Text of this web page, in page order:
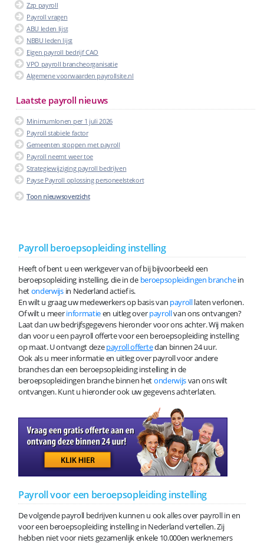
Zzp payroll
Payroll vragen
ABU leden lijst
NBBU leden lijst
Eigen payroll bedrijf CAO
VPO payroll brancheorganisatie
Algemene voorwaarden payrollsite.nl
Laatste payroll nieuws
Minimumlonen per 1 juli 2026
Payroll stabiele factor
Gemeenten stoppen met payroll
Payroll neemt weer toe
Strategiewijziging payroll bedrijven
Payse Payroll oplossing personeelstekort
Toon nieuwsoverzicht
Payroll beroepsopleiding instelling
Heeft of bent u een werkgever van of bij bijvoorbeeld een
beroepsopleiding instelling, die in de beroepsopleidingen branchein
hetonderwijsin Nederland actief is.
En wilt u graag uw medewerkers op basis van payrolllaten verlonen.
Of wilt u meerinformatieen uitleg overpayrollvan ons ontvangen?
Laat dan uw bedrijfsgegevens hieronder voor ons achter. Wij maken
dan voor u een payroll offerte voor een beroepsopleiding instelling
op maat. U ontvangt dezepayroll offertedan binnen 24 uur.
Ook als u meer informatie en uitleg over payroll voor andere
branches dan een beroepsopleiding instelling in de
beroepsopleidingen branche binnen hetonderwijsvan ons wilt
ontvangen. Kunt u hieronder ook uw gegevens achterlaten.
Payroll voor een beroepsopleiding instelling
De volgende payroll bedrijven kunnen u ook alles over payroll in en
voor een beroepsopleiding instelling in Nederland vertellen. Zij
hebben niet voor niets gezamenlijk enkele 10.000en werknemers